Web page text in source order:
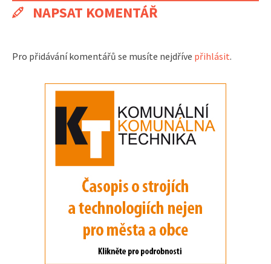
NAPSAT KOMENTÁŘ
Pro přidávání komentářů se musíte nejdříve přihlásit.